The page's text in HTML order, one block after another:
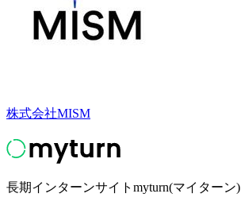
株式会社MISM
長期インターンサイトmyturn(マイターン)